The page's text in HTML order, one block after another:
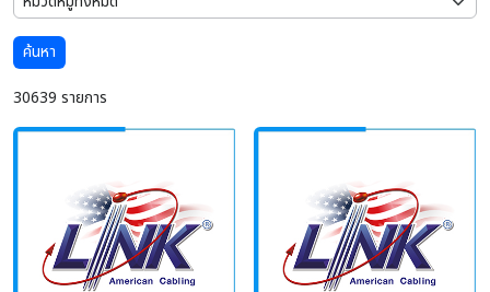
ค้นหา
30639 รายการ